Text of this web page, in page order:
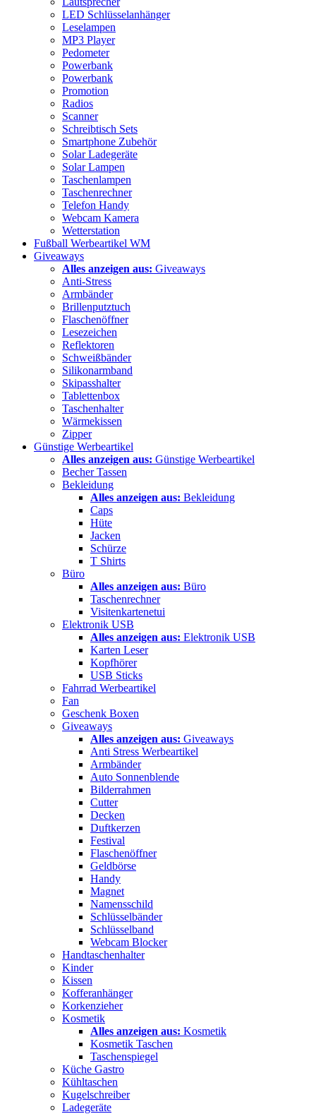
LED Schlüsselanhänger
Leselampen
MP3 Player
Pedometer
Powerbank
Powerbank
Promotion
Radios
Scanner
Schreibtisch Sets
Smartphone Zubehör
Solar Ladegeräte
Solar Lampen
Taschenlampen
Taschenrechner
Telefon Handy
Webcam Kamera
Wetterstation
Fußball Werbeartikel WM
Giveaways
Alles anzeigen aus: Giveaways
Anti-Stress
Armbänder
Brillenputztuch
Flaschenöffner
Lesezeichen
Reflektoren
Schweißbänder
Silikonarmband
Skipasshalter
Tablettenbox
Taschenhalter
Wärmekissen
Zipper
Günstige Werbeartikel
Alles anzeigen aus: Günstige Werbeartikel
Becher Tassen
Bekleidung
Alles anzeigen aus: Bekleidung
Caps
Hüte
Jacken
Schürze
T Shirts
Büro
Alles anzeigen aus: Büro
Taschenrechner
Visitenkartenetui
Elektronik USB
Alles anzeigen aus: Elektronik USB
Karten Leser
Kopfhörer
USB Sticks
Fahrrad Werbeartikel
Fan
Geschenk Boxen
Giveaways
Alles anzeigen aus: Giveaways
Anti Stress Werbeartikel
Armbänder
Auto Sonnenblende
Bilderrahmen
Cutter
Decken
Duftkerzen
Festival
Flaschenöffner
Geldbörse
Handy
Magnet
Namensschild
Schlüsselbänder
Schlüsselband
Webcam Blocker
Handtaschenhalter
Kinder
Kissen
Kofferanhänger
Korkenzieher
Kosmetik
Alles anzeigen aus: Kosmetik
Kosmetik Taschen
Taschenspiegel
Küche Gastro
Kühltaschen
Kugelschreiber
Ladegeräte